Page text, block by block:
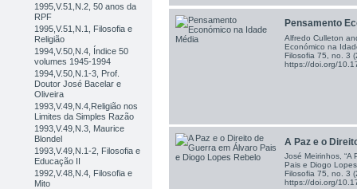
1995,V.51,N.2, 50 anos da
RPF
1995,V.51,N.1, Filosofia e
Religião
1994,V.50,N.4, Índice 50
volumes 1945-1994
1994,V.50,N.1-3, Prof.
Doutor José Bacelar e
Oliveira
1993,V.49,N.4,Religião nos
Limites da Simples Razão
1993,V.49,N.3, Maurice
Blondel
1993,V.49,N.1-2, Filosofia e
Educação II
1992,V.48,N.4, Filosofia e
Mito
Pensamento
Alfredo Culleton
Económico na
Filosofia 75, no. 3
https://doi.org/
A Paz e o
José Meirinhos, “A
Pais e Diogo
Filosofia 75, no. 3
https://doi.org/